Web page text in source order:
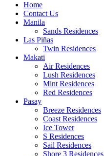
Home
Contact Us
Manila
Sands Residences
Las Piñas
Twin Residences
Makati
Air Residences
Lush Residences
Mint Residences
Red Residences
Pasay
Breeze Residences
Coast Residences
Ice Tower
S Residences
Sail Residences
Shore 3 Residences